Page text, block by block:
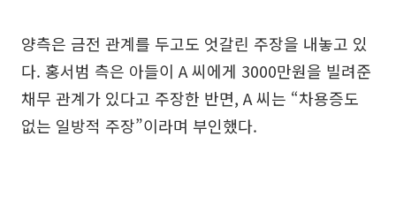
양측은 금전 관계를 두고도 엇갈린 주장을 내놓고 있
다. 홍서범 측은 아들이 A 씨에게 3000만원을 빌려준
채무 관계가 있다고 주장한 반면, A 씨는 “차용증도
없는 일방적 주장”이라며 부인했다.